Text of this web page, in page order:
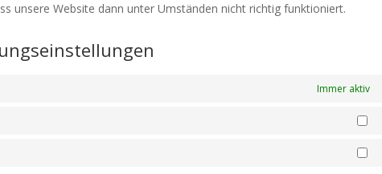
unsere Website dann unter Umständen nicht richtig funktioniert.
Immer aktiv